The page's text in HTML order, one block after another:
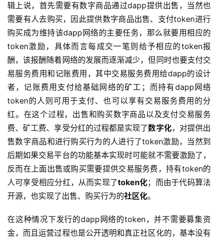
辑上说，首先需要有数字商品通过dapp提供出售，当然也
需要有人去购买，因此提供数字商品出售、支付token进行
购买成为维持该dapp网络的主要任务，那么就要用相应的
token激励，具体而言每成交一笔则给予相应的token报
酬，该报酬随着网络的发展而逐渐减少，但同时也要支付交
易服务费用和记账费用，其中交易服务费用给dapp的设计
者，记账费用支付给基础网络的矿工；而持有dapp网络
token的人则可用于支付、也可以享有交易服务费用的分
红。在这个过程，出售和购买数字商品以及支付交易服务
费、矿工费、享受分红的过程都是实现了数字化，对提供出
售数字商品和进行购买行为的人进行了token激励，当然到
后期如果交易平台的功能基本实现时可能就不需要激励了，
反而在上面出售或购买需要提供交易服务费，持有token的
人可享受相应分红，从而实现了token化；而由于代码算法
开源，也实现了出售、购买行为的社区化。
在这种情况下发行的dapp网络的token，并不需要募集资
金，而且运营过程也是公开透明和真正社区化的，基本没有